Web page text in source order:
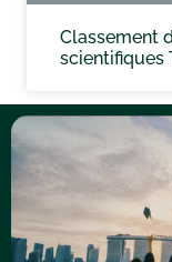
Classement
scientifiques